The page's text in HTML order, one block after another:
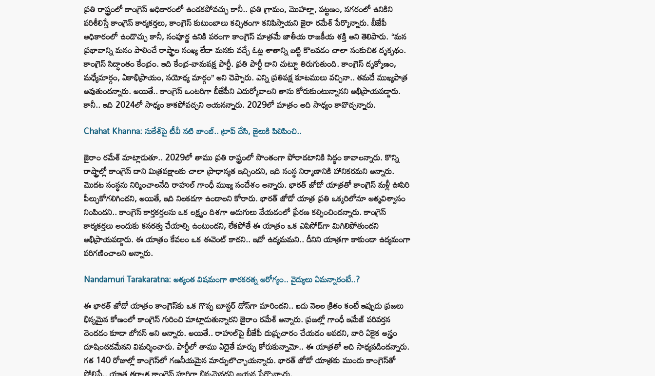
ప్రతి రాష్ట్రంలో కాంగ్రెస్ అధికారంలో ఉండకపోవచ్చు కానీ.. ప్రతి గ్రామం, మొహల్లా, పట్టణం, నగరంలో ఉనికిని
పరిశీలిస్తే కాంగ్రెస్ కార్యకర్తలు, కాంగ్రెస్ కుటుంబాలు కచ్ఛితంగా కనిపిస్తాయని జైరా రమేశ్ పేర్కొన్నారు. బీజేపీ
అధికారంలో ఉండొచ్చు కానీ, సంపూర్ణ ఉనికి పరంగా కాంగ్రెస్ మాత్రమే జాతీయ రాజకీయ శక్తి అని తెలిపారు. “మన
ప్రభావాన్ని మనం పాలించే రాష్ట్రాల సంఖ్య లేదా మనకు వచ్చే ఓట్ల శాతాన్ని బట్టి కొలవడం చాలా సంకుచిత దృక్పథం.
కాంగ్రెస్ సిద్ధాంతం కేంద్రం. ఇది కేంద్ర-వామపక్ష పార్టీ. ప్రతి పార్టీ దాని చుట్టూ తిరుగుతుంది. కాంగ్రెస్ దృక్కోణం,
మధ్యేమార్గం, ఏకాభిప్రాయం, సయోధ్య మార్గం’’ అని చెప్పారు. ఎన్ని ప్రతిపక్ష కూటములు వచ్చినా.. తమదే ముఖ్యపాత్ర
అవుతుందన్నారు. అయితే.. కాంగ్రెస్ ఒంటరిగా బీజేపీని ఎదుర్కోవాలని తాను కోరుకుంటున్నానని అభిప్రాయపడ్డారు.
కానీ.. ఇది 2024లో సాధ్యం కాకపోవచ్చని ఆయనన్నారు. 2029లో మాత్రం అది సాధ్యం కావొచ్చన్నారు.
Chahat Khanna: సుకేశ్‌పై టీవీ నటి బాంబ్.. ట్రాప్ చేసి, జైలుకి పిలిపించి..
జైరాం రమేశ్ మాట్లాడుతూ.. 2029లో తాము ప్రతి రాష్ట్రంలో సొంతంగా పోరాడటానికి సిద్ధం కావాలన్నారు. కొన్ని
రాష్ట్రాల్లో కాంగ్రెస్ దాని మిత్రపక్షాలకు చాలా ప్రాధాన్యత ఇచ్చిందని, ఇది సంస్థ నిర్మాణానికి హానికరమని అన్నారు.
మొదట సంస్థను నిర్మించాలనేది రాహుల్ గాంధీ ముఖ్య సందేశం అన్నారు. భారత్ జోడో యాత్రతో కాంగ్రెస్ మళ్లీ ఊపిరి
పీల్చుకోగలిగిందని, అయితే, ఇది నిలకడగా ఉండాలని కోరారు. భారత్ జోడో యాత్ర ప్రతి ఒక్కరిలోనూ ఆత్మవిశ్వాసం
నింపిందని.. కాంగ్రెస్ కార్తకర్తలను ఒక లక్ష్యం దిశగా అడుగులు వేయడంలో ప్రేరణ కల్పించిందన్నారు. కాంగ్రెస్
కార్యకర్తలు అందుకు కసరత్తు చేయాల్సి ఉంటుందని, లేకపోతే ఈ యాత్రం ఒక ఎపిసోడ్‌గా మిగిలిపోతుందని
అభిప్రాయపడ్డారు. ఈ యాత్రం కేవలం ఒక ఈవెంట్ కాదని.. ఇదో ఉద్యమమని.. దీనిని యాత్రగా కాకుండా ఉద్యమంగా
పరిగణించాలని అన్నారు.
Nandamuri Tarakaratna: అత్యంత విషమంగా తారకరత్న ఆరోగ్యం.. వైద్యులు ఏమన్నారంటే..?
ఈ భారత్ జోడో యాత్రం కాంగ్రెస్‌కు ఒక గొప్ప బూస్టర్ డోస్‌గా మారిందని.. ఐదు నెలల క్రితం కంటే ఇప్పుడు ప్రజలు
భిన్నమైన కోణంలో కాంగ్రెస్ గురించి మాట్లాడుతున్నారని జైరాం రమేశ్ అన్నారు. ప్రజల్లో గాంధీ ఇమేజ్ పరివర్తన
చెందడం కూడా బోనస్ అని అన్నారు. అయితే.. రాహుల్‌పై బీజేపీ దుష్ప్రచారం చేయడం ఆపదని, వారి ఏకైక అస్త్రం
దూషించడమేనని విమర్శించారు. పార్టీలో తాము ఏదైతే మార్పు కోరుకున్నామో.. ఈ యాత్రతో అది సాధ్యపడిందన్నారు.
గత 140 రోజుల్లో కాంగ్రెస్‌లో గణనీయమైన మార్పులొచ్చాయన్నారు. భారత్ జోడో యాత్రకు ముందు కాంగ్రెస్‌తో